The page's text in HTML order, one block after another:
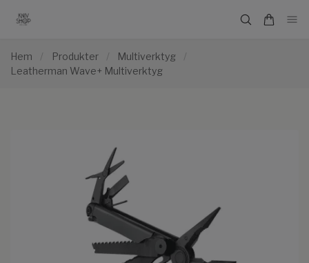
Hem / Produkter / Multiverktyg
/
Leatherman Wave+ Multiverktyg